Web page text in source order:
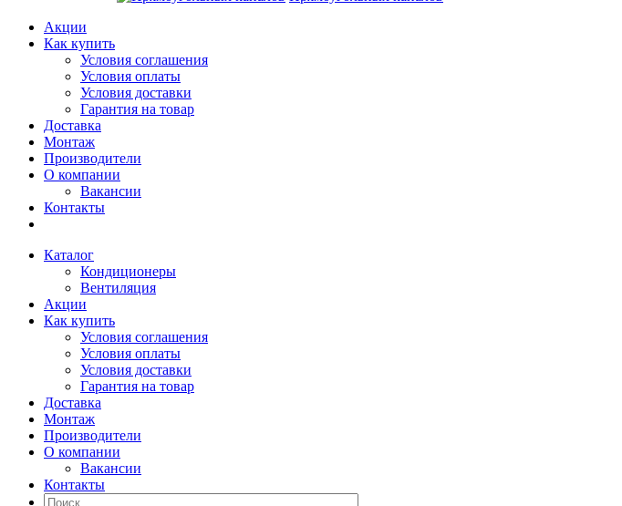
Акции
Как купить
Условия соглашения
Условия оплаты
Условия доставки
Гарантия на товар
Доставка
Монтаж
Производители
О компании
Вакансии
Контакты
Каталог
Кондиционеры
Вентиляция
Акции
Как купить
Условия соглашения
Условия оплаты
Условия доставки
Гарантия на товар
Доставка
Монтаж
Производители
О компании
Вакансии
Контакты